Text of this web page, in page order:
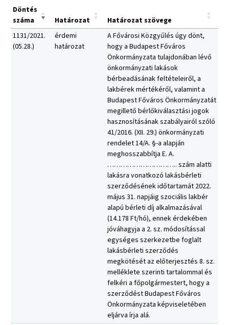
Döntés
száma
Határozat
Határozat szövege
1131/2021.
(05.28.)
érdemi
határozat
A Fővárosi Közgyűlés úgy dönt,
hogy a Budapest Főváros
Önkormányzata tulajdonában lévő
önkormányzati lakások
bérbeadásának feltételeiről, a
lakbérek mértékéről, valamint a
Budapest Főváros Önkormányzatát
megillető bérlőkiválasztási jogok
hasznosításának szabályairól szóló
41/2016. (XII. 29.) önkormányzati
rendelet 14/A. §-a alapján
meghosszabbítja E. A.
………………………….. szám alatti
lakásra vonatkozó lakásbérleti
szerződésének időtartamát 2022.
május 31. napjáig szociális lakbér
alapú bérleti díj alkalmazásával
(14.178 Ft/hó), ennek érdekében
jóváhagyja a 2. sz. módosítással
egységes szerkezetbe foglalt
lakásbérleti szerződés
megkötését az előterjesztés 8. sz.
melléklete szerinti tartalommal és
felkéri a főpolgármestert, hogy a
szerződést Budapest Főváros
Önkormányzata képviseletében
eljárva írja alá.